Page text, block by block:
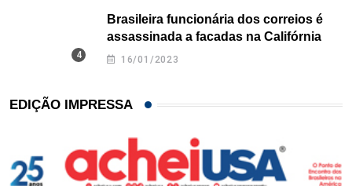
Brasileira funcionária dos correios é
assassinada a facadas na Califórnia
16/01/2023
EDIÇÃO IMPRESSA